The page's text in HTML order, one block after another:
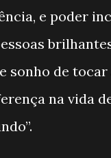
e poder
sonho de
na vida